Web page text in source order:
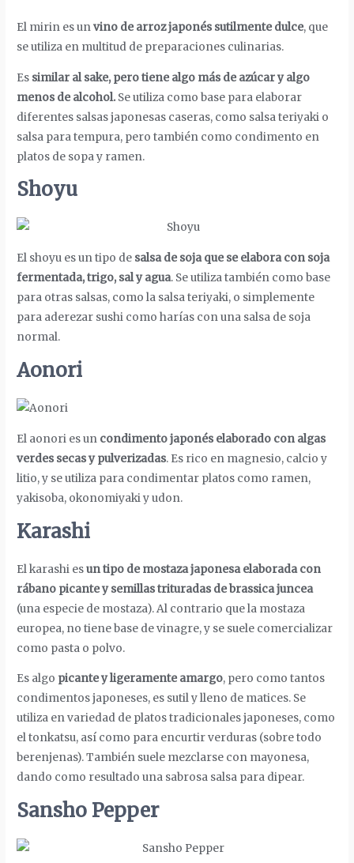
El mirin es unvino de arroz japonés sutilmente dulce, que
se utiliza en multitud de preparaciones culinarias.
Es similar al sake, pero tiene algo más de azúcar y algo
menos de alcohol. Se utiliza como base para elaborar
diferentes salsas japonesas caseras, como salsa teriyaki o
salsa para tempura, pero también como condimento en
platos de sopa y ramen.
Shoyu
El shoyu es un tipo de salsa de soja que se elabora con soja
fermentada, trigo, sal y agua. Se utiliza también como base
para otras salsas, como la salsa teriyaki, o simplemente
para aderezar sushi como harías con una salsa de soja
normal.
Aonori
El aonori es un condimento japonés elaborado con algas
verdes secas y pulverizadas. Es rico en magnesio, calcio y
litio, y se utiliza para condimentar platos como ramen,
yakisoba, okonomiyaki y udon.
Karashi
El karashi esun tipo de mostaza japonesa elaborada con
rábano picante y semillas trituradas de brassica juncea
(una especie de mostaza). Al contrario que la mostaza
europea, no tiene base de vinagre, y se suele comercializar
como pasta o polvo.
Es algo picante y ligeramente amargo, pero como tantos
condimentos japoneses, es sutil y lleno de matices. Se
utiliza en variedad de platos tradicionales japoneses, como
el tonkatsu, así como para encurtir verduras (sobre todo
berenjenas). También suele mezclarse con mayonesa,
dando como resultado una sabrosa salsa para dipear.
Sansho Pepper